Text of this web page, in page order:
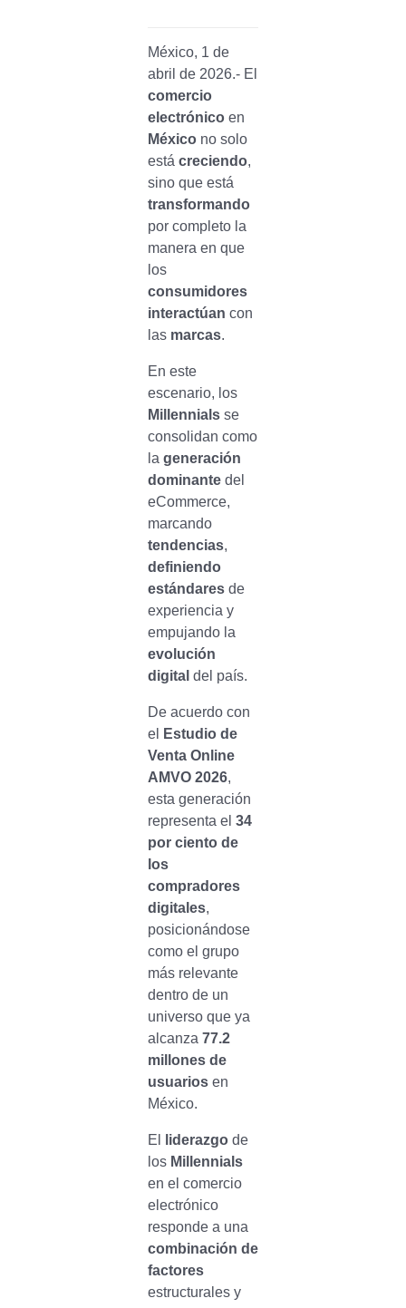
México, 1 de
abril de 2026.- El
comercio
electrónicoen
Méxicono solo
está creciendo,
sino que está
transformando
por completo la
manera en que
los
consumidores
interactúan con
las marcas.
En este
escenario, los
Millennialsse
consolidan como
la generación
dominantedel
eCommerce,
marcando
tendencias,
definiendo
estándaresde
experiencia y
empujando la
evolución
digital del país.
De acuerdo con
el
Estudio de
Venta Online
AMVO 2026,
esta generación
representa el 34
por ciento de
los
compradores
digitales,
posicionándose
como el grupo
más relevante
dentro de un
universo que ya
alcanza 77.2
millones de
usuariosen
México.
El liderazgo de
los Millennials
en el comercio
electrónico
responde a una
combinación de
factores
estructurales y